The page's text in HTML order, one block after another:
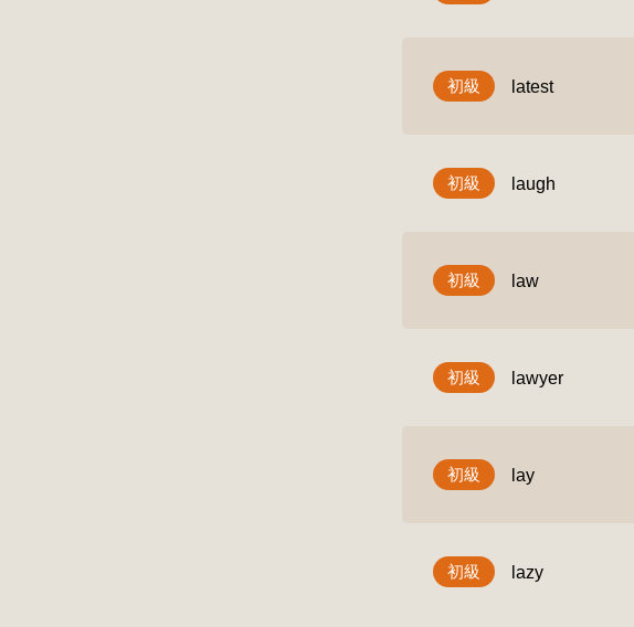
初級 latest
初級 laugh
初級 law
初級 lawyer
初級 lay
初級 lazy